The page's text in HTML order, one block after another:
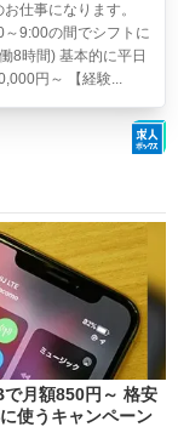
仕事になります。
9:00の間でシフトに
8時間) 基本的に平日
円～ 【経験...
で月額850円～ 格安
使うキャンペーン